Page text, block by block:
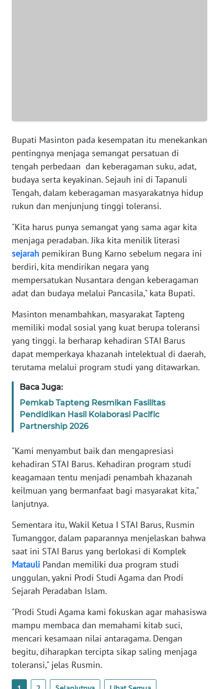
Bupati Masinton pada kesempatan itu menekankan
pentingnya menjaga semangat persatuan di
tengah perbedaan dan keberagaman suku, adat,
budaya serta keyakinan. Sejauh ini di Tapanuli
Tengah, dalam keberagaman masyarakatnya hidup
rukun dan menjunjung tinggi toleransi.
"Kita harus punya semangat yang sama agar kita
menjaga peradaban. Jika kita menilik literasi
sejarah pemikiran Bung Karno sebelum negara ini
berdiri, kita mendirikan negara yang
mempersatukan Nusantara dengan keberagaman
adat dan budaya melalui Pancasila," kata Bupati.
Masinton menambahkan, masyarakat Tapteng
memiliki modal sosial yang kuat berupa toleransi
yang tinggi. Ia berharap kehadiran STAI Barus
dapat memperkaya khazanah intelektual di daerah,
terutama melalui program studi yang ditawarkan.
Baca Juga:
Pemkab Tapteng Resmikan Fasilitas
Pendidikan Hasil Kolaborasi Pacific
Partnership 2026
"Kami menyambut baik dan mengapresiasi
kehadiran STAI Barus. Kehadiran program studi
keagamaan tentu menjadi penambah khazanah
keilmuan yang bermanfaat bagi masyarakat kita,"
lanjutnya.
Sementara itu, Wakil Ketua I STAI Barus, Rusmin
Tumanggor, dalam paparannya menjelaskan bahwa
saat ini STAI Barus yang berlokasi di Komplek
Matauli Pandan memiliki dua program studi
unggulan, yakni Prodi Studi Agama dan Prodi
Sejarah Peradaban Islam.
"Prodi Studi Agama kami fokuskan agar mahasiswa
mampu membaca dan memahami kitab suci,
mencari kesamaan nilai antaragama. Dengan
begitu, diharapkan tercipta sikap saling menjaga
toleransi," jelas Rusmin.
WN
WN
PAPUA
WN
PAPUA
WN
RIAU
WN
SERAMBI
WN
JAMBI
WN
SULTRA
WN
WN
WN
SULBAR
WN
BABEL
SUMBAR
WN
SUMSEL
BENGKULU
WN
LAMPUNG
JATENG